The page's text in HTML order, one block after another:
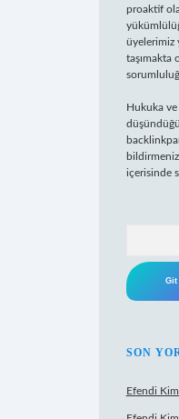
proaktif
üyelerimiz
taşımakta
Hukuka ve
içerisinde
SON
Efendi